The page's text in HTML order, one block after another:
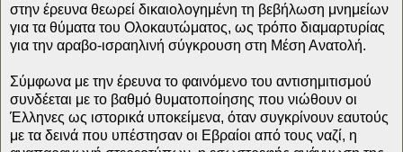
στην έρευνα θεωρεί δικαιολογημένη τη βεβήλωση μνημείων
για τα θύματα του Ολοκαυτώματος, ως τρόπο διαμαρτυρίας
για την αραβο-ισραηλινή σύγκρουση στη Μέση Ανατολή.
Σύμφωνα με την έρευνα το φαινόμενο του αντισημιτισμού
συνδέεται με το βαθμό θυματοποίησης που νιώθουν οι
Έλληνες ως ιστορικά υποκείμενα, όταν συγκρίνουν εαυτούς
με τα δεινά που υπέστησαν οι Εβραίοι από τους ναζί, η